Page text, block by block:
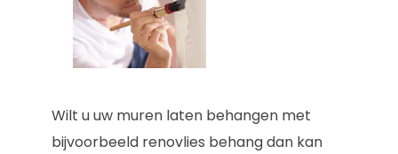
Wilt u uw muren laten behangen met
bijvoorbeeld renovlies behang dan kan